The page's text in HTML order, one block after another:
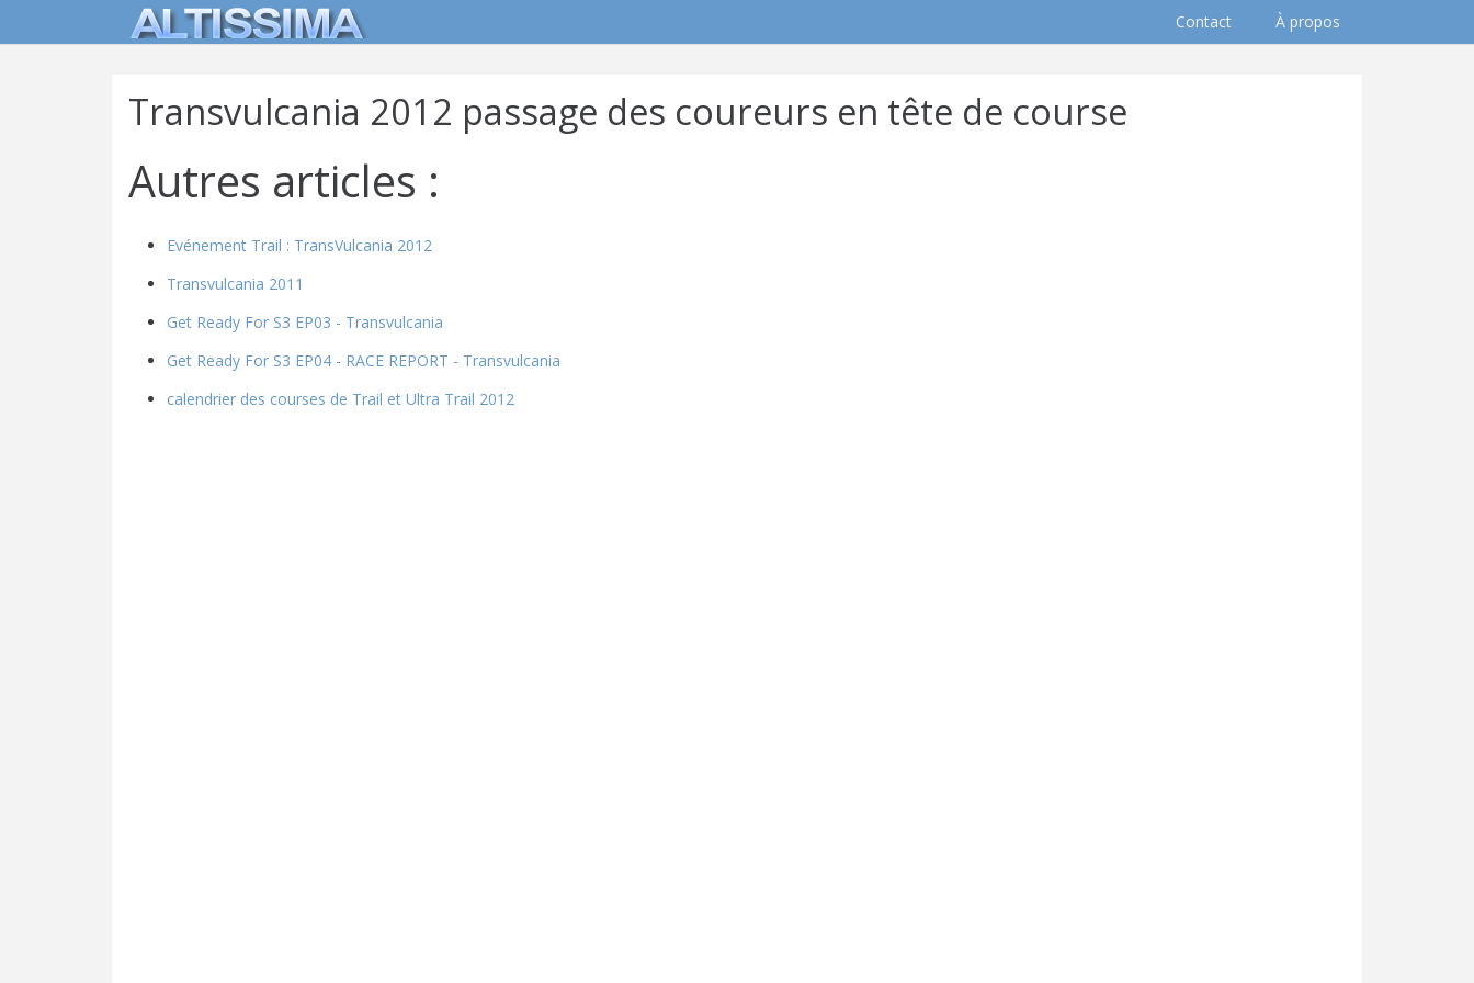
Contact À propos
Transvulcania 2012 passage des coureurs en tête de course
Autres articles :
Evénement Trail : TransVulcania 2012
Transvulcania 2011
Get Ready For S3 EP03 - Transvulcania
Get Ready For S3 EP04 - RACE REPORT - Transvulcania
calendrier des courses de Trail et Ultra Trail 2012